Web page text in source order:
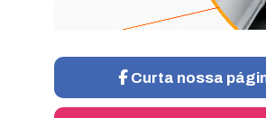
Curta nossa